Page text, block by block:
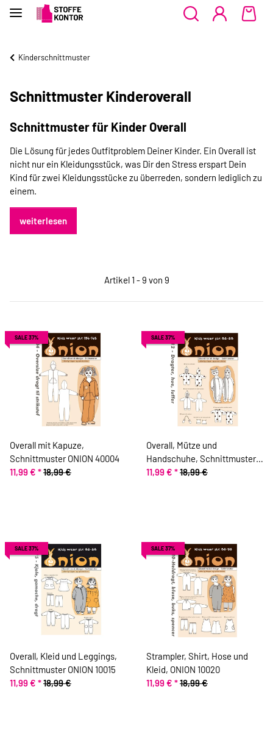
Kinderschnittmuster
Schnittmuster Kinderoverall
Schnittmuster für Kinder Overall
Die Lösung für jedes Outfitproblem Deiner Kinder. Ein Overall ist
nicht nur ein Kleidungsstück, was Dir den Stress erspart Dein
Kind für zwei Kleidungsstücke zu überreden, sondern lediglich zu
einem.
weiterlesen
Artikel 1 - 9 von 9
SALE 37%
Overall mit Kapuze,
Schnittmuster ONION 40004
11,99 € *18,99 €
SALE 37%
Overall, Mütze und
Handschuhe, Schnittmuster
ONION 10012
11,99 € *18,99 €
SALE 37%
Overall, Kleid und Leggings,
Schnittmuster ONION 10015
11,99 € *18,99 €
SALE 37%
Strampler, Shirt, Hose und
Kleid, ONION 10020
11,99 € *18,99 €